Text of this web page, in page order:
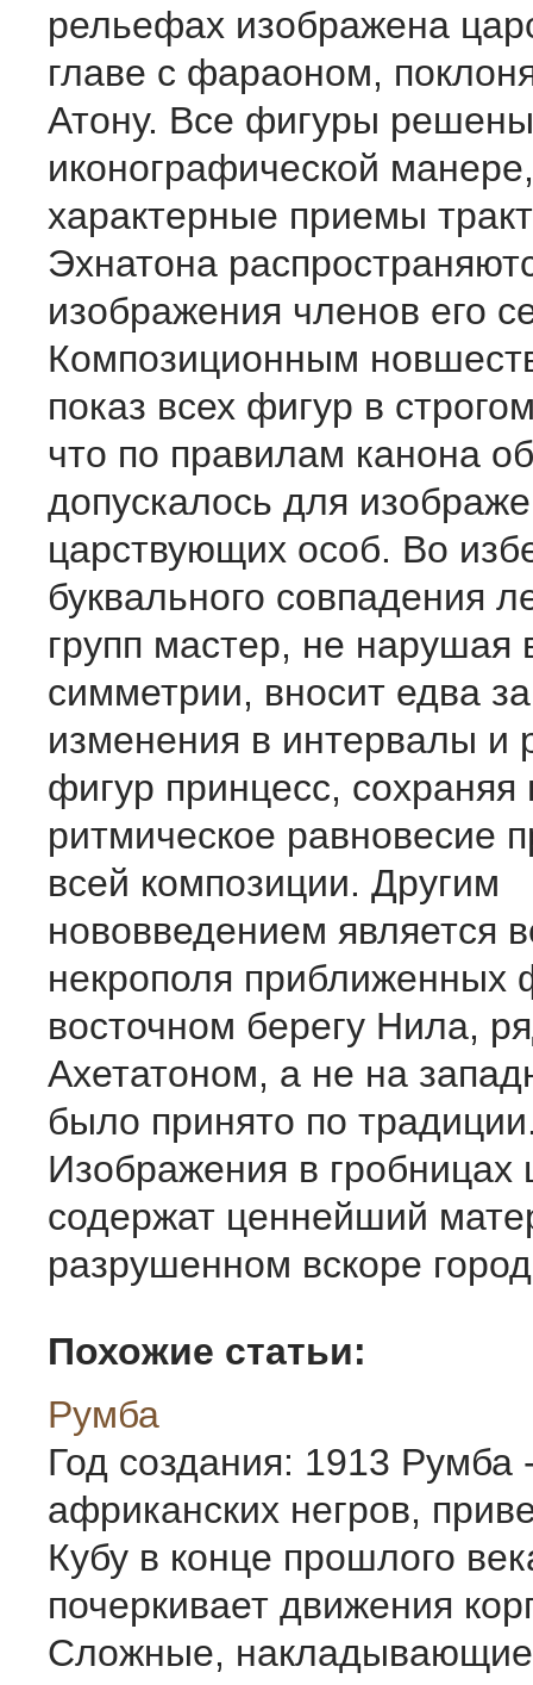
рельефах изображена
главе с фараоном,
Атону. Все фигуры
иконографической
характерные приемы
Эхнатона
изображения чле­нов его
Композиционным
показ всех фигур в
что по правилам канона
допус­калось для
царствую­щих особ. Во
букваль­ного совпадения
групп мастер, не нарушая
симметрии, вносит едва
изменения в интервалы и
фигур принцесс, сохраняя
ритмическое равновесие
всей композиции. Другим
нововведением является
некрополя приближен­ных
восточном берегу Нила,
Ахетатоном, а не на
было принято по
Изображения в гробницах
содержат ценнейший
разрушенном вскоре
Похожие статьи:
Румба
Год создания: 1913 Румба
африканских негров,
Кубу в конце прошлого
почеркивает движения
Сложные,